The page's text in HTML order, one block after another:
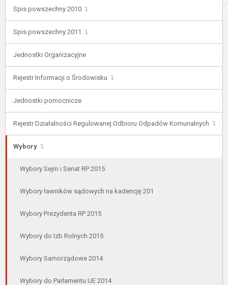
Spis powszechny 2010
Spis powszechny 2011
Jednostki Organizacyjne
Rejestr Informacji o Środowisku
Jednostki pomocnicze
Rejestr Działalności Regulowanej Odbioru Odpadów Komunalnych
Wybory
Wybory Sejm i Senat RP 2015
Wybory ławników sądowych na kadencję 201
Wybory Prezydenta RP 2015
Wybory do Izb Rolnych 2015
Wybory Samorządowe 2014
Wybory do Parlamentu UE 2014